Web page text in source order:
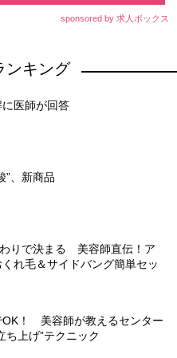
sponsored by 求人ボックス
ンキング
に医師が回答
”、新商品
わりで決まる 美容師直伝！ア
れ毛＆サイドバング簡単セッ
OK！ 美容師が教えるセンター
ち上げ”テクニック